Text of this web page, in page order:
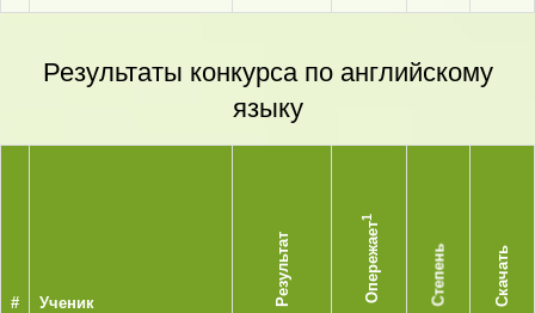
Результаты конкурса по английскому
языку
# Ученик Результат Опережает
1
Степень Скачать